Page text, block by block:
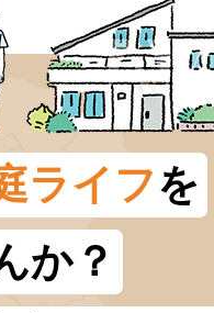
ライフを
か？